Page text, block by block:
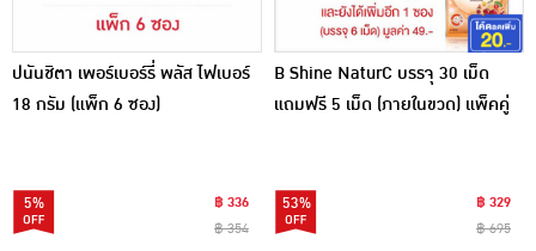
ปนันชิตา เพอร์เบอร์รี่ พลัส ไฟเบอร์
18 กรัม (แพ็ก 6 ซอง)
5%
฿ 336
฿ 354
B Shine NaturC บรรจุ 30 เม็ด
แถมฟรี 5 เม็ด (ภายในขวด) แพ็คคู่
53%
฿ 329
฿ 695